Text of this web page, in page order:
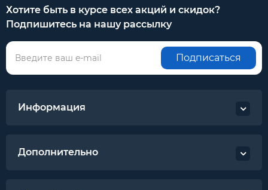
Хотите быть в курсе всех акций и скидок?
Подпишитесь на нашу рассылку
Подписаться
Информация
Дополнительно